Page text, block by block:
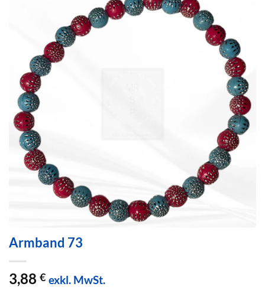
Armband 73
3,88 € exkl. MwSt.